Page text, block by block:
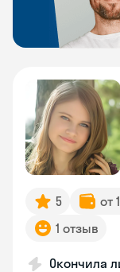
5 от
1 отзыв
Окончила